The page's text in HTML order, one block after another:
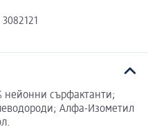
нейонни сърфактанти;
Алфа-Изометил